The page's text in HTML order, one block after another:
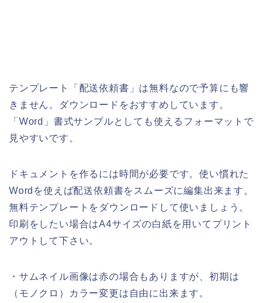
テンプレート「配送依頼書」は無料なので予算にも響
きません。ダウンロードをおすすめしています。
「Word」書式サンプルとしても使えるフォーマットで
見やすいです。
ドキュメントを作るには時間が必要です。使い慣れた
Wordを使えば配送依頼書をスムーズに編集出来ます。
無料テンプレートをダウンロードして使いましょう。
印刷をしたい場合はA4サイズの白紙を用いてプリント
アウトして下さい。
・サムネイル画像は赤の場合もありますが、初期は
（モノクロ）カラー変更は自由に出来ます。